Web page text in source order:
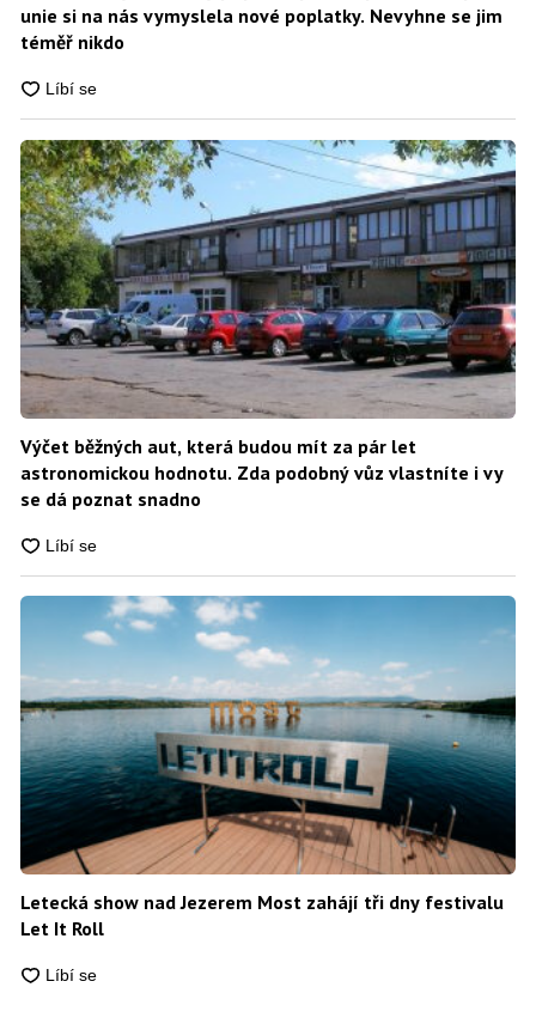
unie si na nás vymyslela nové poplatky. Nevyhne se jim
téměř nikdo
Výčet běžných aut, která budou mít za pár let
astronomickou hodnotu. Zda podobný vůz vlastníte i vy
se dá poznat snadno
Letecká show nad Jezerem Most zahájí tři dny festivalu
Let It Roll